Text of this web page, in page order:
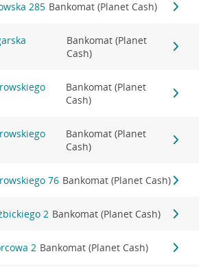
285 Bankomat (Planet Cash)
Bankomat (Planet
Cash)
Bankomat (Planet
Cash)
Bankomat (Planet
Cash)
76 Bankomat (Planet Cash)
2 Bankomat (Planet Cash)
2 Bankomat (Planet Cash)